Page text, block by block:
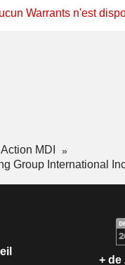
Warrants n'est
Action MDI
Group International
+ de